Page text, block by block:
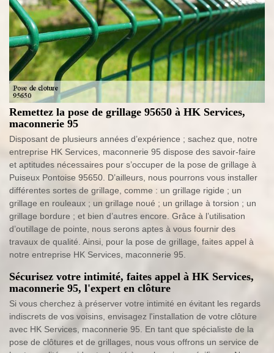
Remettez la pose de grillage 95650 à HK Services,
maconnerie 95
Disposant de plusieurs années d’expérience ; sachez que, notre
entreprise HK Services, maconnerie 95 dispose des savoir-faire
et aptitudes nécessaires pour s’occuper de la pose de grillage à
Puiseux Pontoise 95650. D’ailleurs, nous pourrons vous installer
différentes sortes de grillage, comme : un grillage rigide ; un
grillage en rouleaux ; un grillage noué ; un grillage à torsion ; un
grillage bordure ; et bien d’autres encore. Grâce à l’utilisation
d’outillage de pointe, nous serons aptes à vous fournir des
travaux de qualité. Ainsi, pour la pose de grillage, faites appel à
notre entreprise HK Services, maconnerie 95.
Sécurisez votre intimité, faites appel à HK Services,
maconnerie 95, l'expert en clôture
Si vous cherchez à préserver votre intimité en évitant les regards
indiscrets de vos voisins, envisagez l'installation de votre clôture
avec HK Services, maconnerie 95. En tant que spécialiste de la
pose de clôtures et de grillages, nous vous offrons un service de